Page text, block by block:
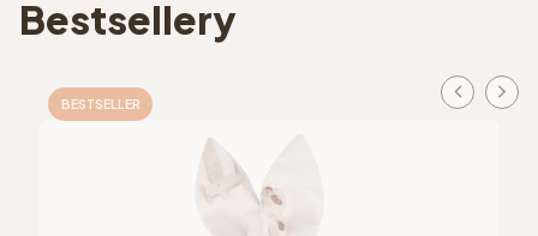
Bestsellery
BESTSELLER